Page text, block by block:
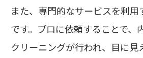
また、専門的なサービスを利
です。プロに依頼することで、
クリーニングが行われ、目に見